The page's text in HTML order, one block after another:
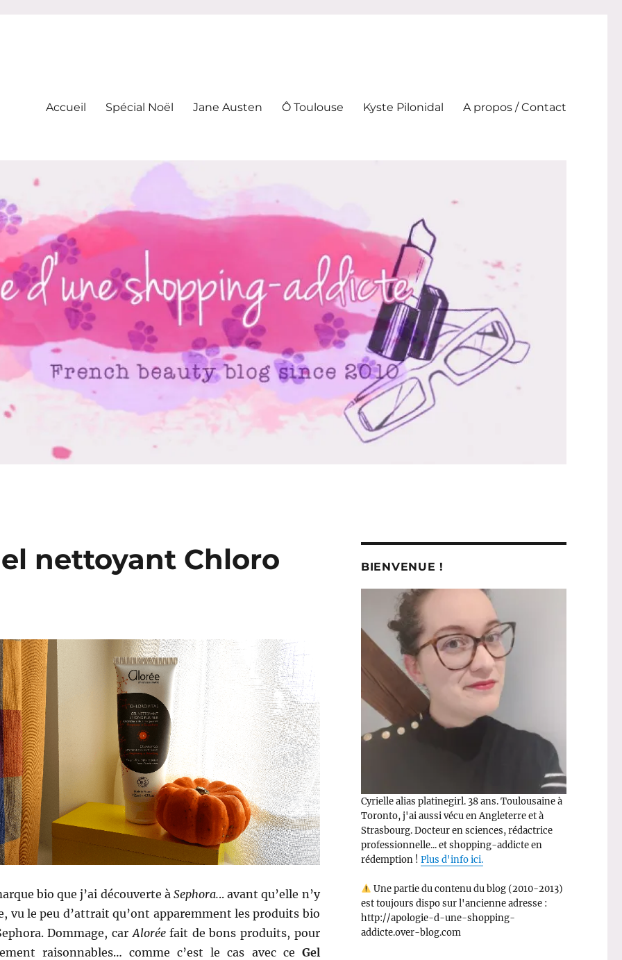
Accueil Spécial Noël Jane Austen Ô Toulouse Kyste Pilonidal A propos / Contact
nettoyant Chloro
bio que j’ai découverte àSephora... avant qu’elle n’y
vu le peu d’attrait qu’ont apparemment les produits bio
Dommage, car Aloréefait de bons produits, pour
raisonnables… comme c’est le cas avec ce Gel
BIENVENUE !
Cyrielle alias platinegirl. 38 ans. Toulousaine à
Toronto, j'ai aussi vécu en Angleterre et à
Strasbourg. Docteur en sciences, rédactrice
professionnelle... et shopping-addicte en
rédemption ! Plus d'info ici.
Une partie du contenu du blog (2010-2013)
est toujours dispo sur l'ancienne adresse :
http://apologie-d-une-shopping-
addicte.over-blog.com